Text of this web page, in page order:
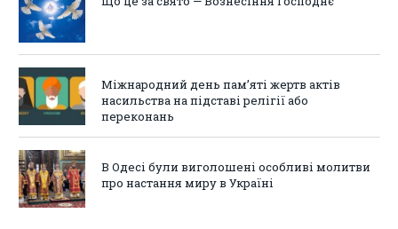
Міжнародний день пам’яті жертв актів
насильства на підставі релігії або
переконань
В Одесі були виголошені особливі молитви
про настання миру в Україні